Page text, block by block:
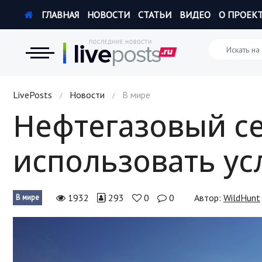
Новости
Экономика
Происшествия
Россия
ГЛАВНАЯ НОВОСТИ СТАТЬИ ВИДЕО О
LivePosts / Новости / В мире
Нефтегазовый
использовать
В мире 1932 293 0 0 Автор: WildHunt